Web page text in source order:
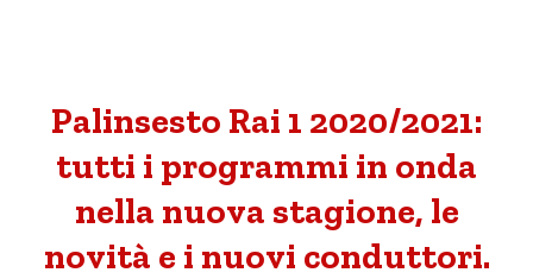
Palinsesto Rai 1 2020/2021:
tutti i programmi in onda
nella nuova stagione, le
novità e i nuovi conduttori.